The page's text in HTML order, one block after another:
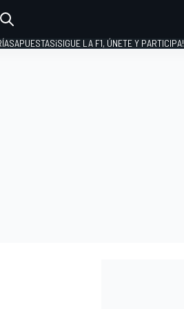
APUESTAS¡SIGUE LA F1, ÚNETE Y PARTICIPA!